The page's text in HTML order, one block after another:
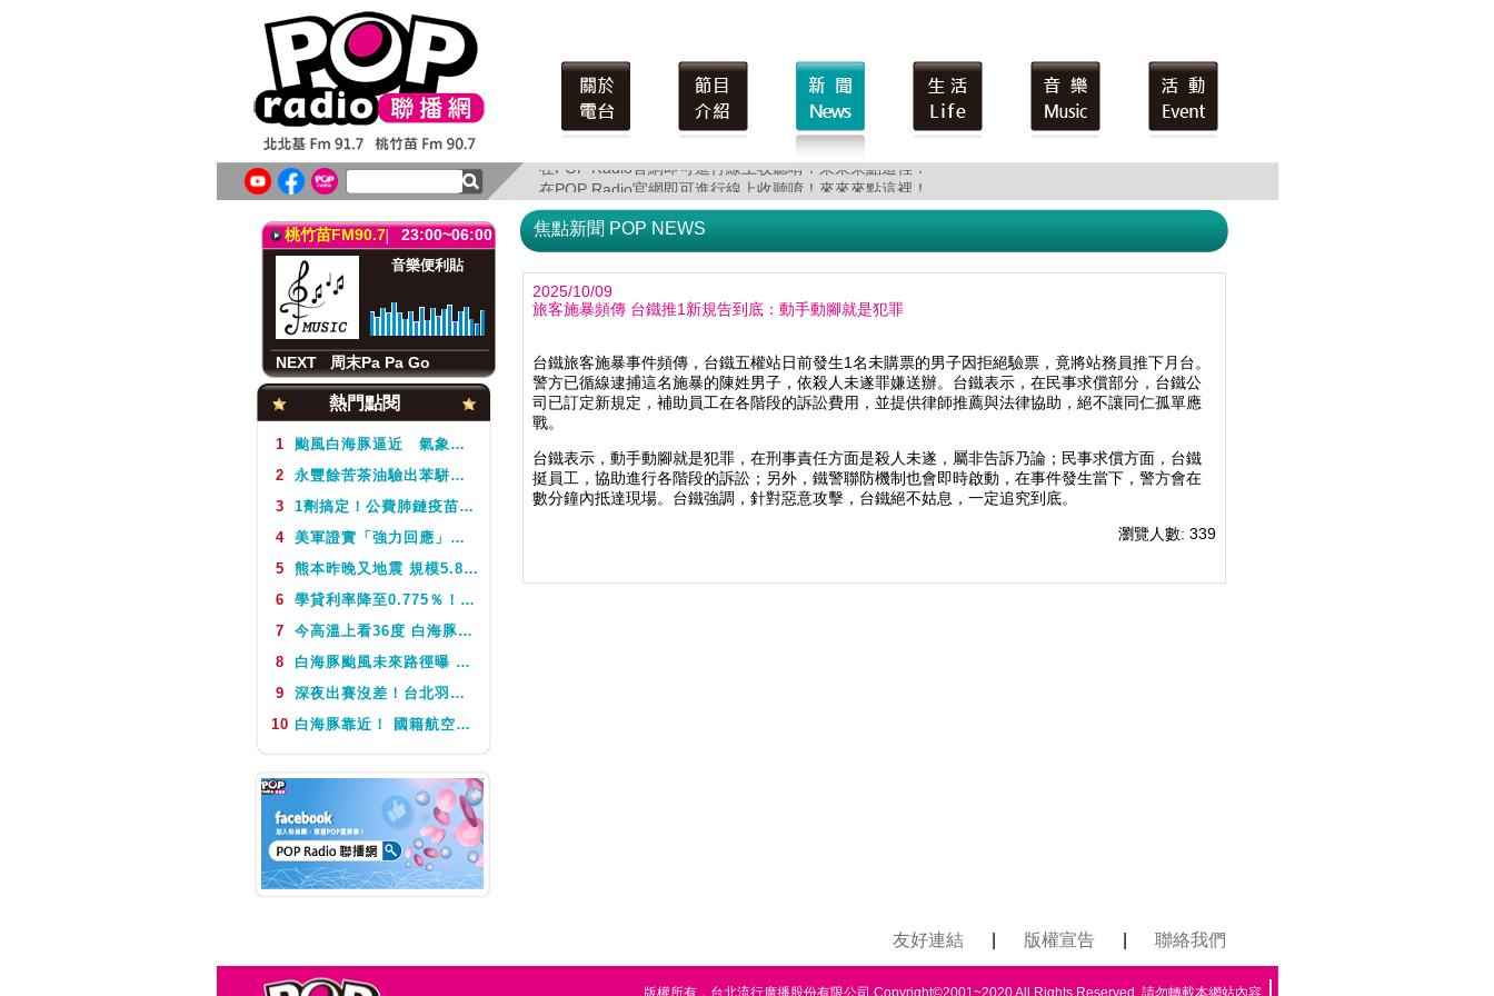
在POP Radio官網即可進行線上收聽唷！來來來點這裡！
在POP Radio官網即可進行線上收聽唷！來來來點這裡！
北北基FM91.723:00~06:00
音樂便利貼
Music all night
NEXT音樂喔嗨唷
桃竹苗FM90.723:00~06:00
音樂便利貼
NEXT
周末Pa Pa Go
北北基FM91.723:00~06:00
音樂便利貼
Music all night
熱門點閱
1
颱風白海豚逼近 氣象署不排除周5下半天發布海警
2
永豐餘苦茶油驗出苯駢芘超標 北市衛生局：不分批號全面預防性下架
3
1劑搞定！公費肺鏈疫苗8月10日升級為新型疫苗 疾管署：317萬人受惠
4 美軍證實「強力回應」伊朗飛彈襲擊 國際油價急漲後仍守穩90美元之上
5
熊本昨晚又地震 規模5.8深度極淺 最大震度5弱、氣象廳籲留意餘震
6
學貸利率降至0.775％！台銀8月1日起受理申請 寬限期延長2年
7
今高溫上看36度 白海豚颱風這天最靠近台灣 不排除發海警
8
白海豚颱風未來路徑曝 今體感飆39度 午後山區防大雨
9
深夜出賽沒差！台北羽球公開賽首輪 周天成僅花34分鐘直落二贏球闖16強
10 白海豚靠近！ 國籍航空往返日本航班異動一次看
焦點新聞 POP NEWS
2025/10/09
旅客施暴頻傳 台鐵推1新規告到底：動手動腳就是犯罪
台鐵旅客施暴事件頻傳，台鐵五權站日前發生1名未購票的男子因拒絕驗票，竟將站務員推下月台。
警方已循線逮捕這名施暴的陳姓男子，依殺人未遂罪嫌送辦。台鐵表示，在民事求償部分，台鐵公
司已訂定新規定，補助員工在各階段的訴訟費用，並提供律師推薦與法律協助，絕不讓同仁孤單應
戰。
台鐵表示，動手動腳就是犯罪，在刑事責任方面是殺人未遂，屬非告訴乃論；民事求償方面，台鐵
挺員工，協助進行各階段的訴訟；另外，鐵警聯防機制也會即時啟動，在事件發生當下，警方會在
數分鐘內抵達現場。台鐵強調，針對惡意攻擊，台鐵絕不姑息，一定追究到底。
瀏覽人數: 339
友好連結 版權宣告 聯絡我們
版權所有，台北流行廣播股份有限公司 Copyright©2001~2020 All Rights Reserved. 請勿轉載本網站內容